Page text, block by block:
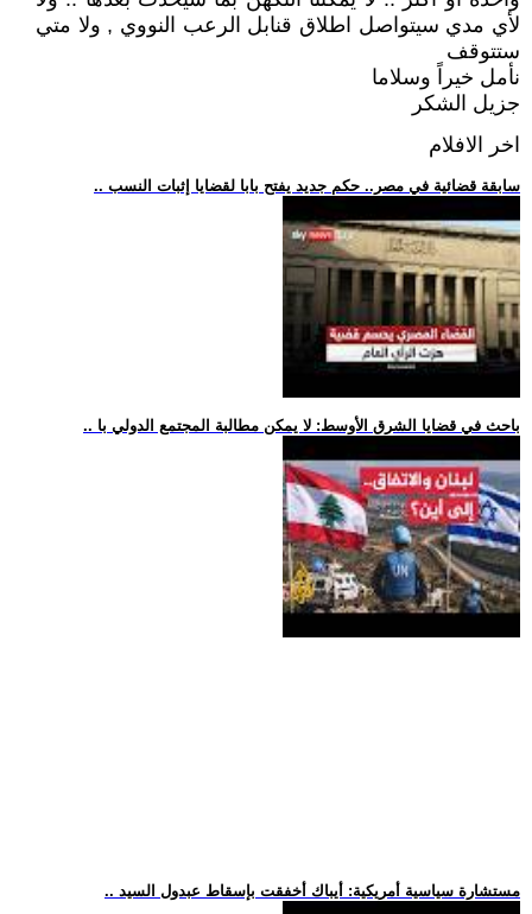
لأي مدي سيتواصل اطلاق قنابل الرعب النووي , ولا متي
ستتوقف
نأمل خيراً وسلاما
جزيل الشكر
اخر الافلام
.. سابقة قضائية في مصر.. حكم جديد يفتح بابا لقضايا إثبات النسب
.. باحث في قضايا الشرق الأوسط: لا يمكن مطالبة المجتمع الدولي با
.. مستشارة سياسية أمريكية: أيباك أخفقت بإسقاط عبدول السيد